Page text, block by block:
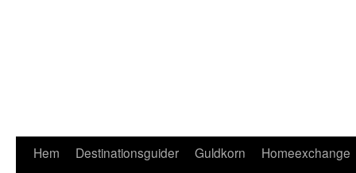
Hem Destinationsguider Guldkorn
Homeexchange